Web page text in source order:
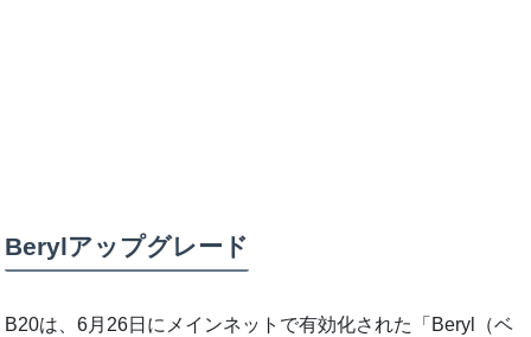
Berylアップグレード
B20は、6月26日にメインネットで有効化された「Beryl（ベ